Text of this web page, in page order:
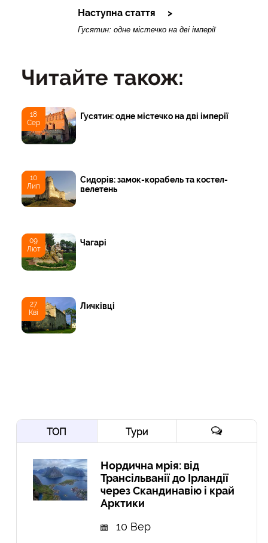
Наступна стаття
Гусятин: одне містечко на дві імперії
Читайте також:
18
Сер
Гусятин: одне містечко на дві імперії
10
Лип
Сидорів: замок-корабель та костел-
велетень
09
Лют
Чагарі
27
Кві
Личківці
ТОП Тури
Нордична мрія: від
Трансільванії до Ірландії
через Скандинавію і край
Арктики
10 Вер